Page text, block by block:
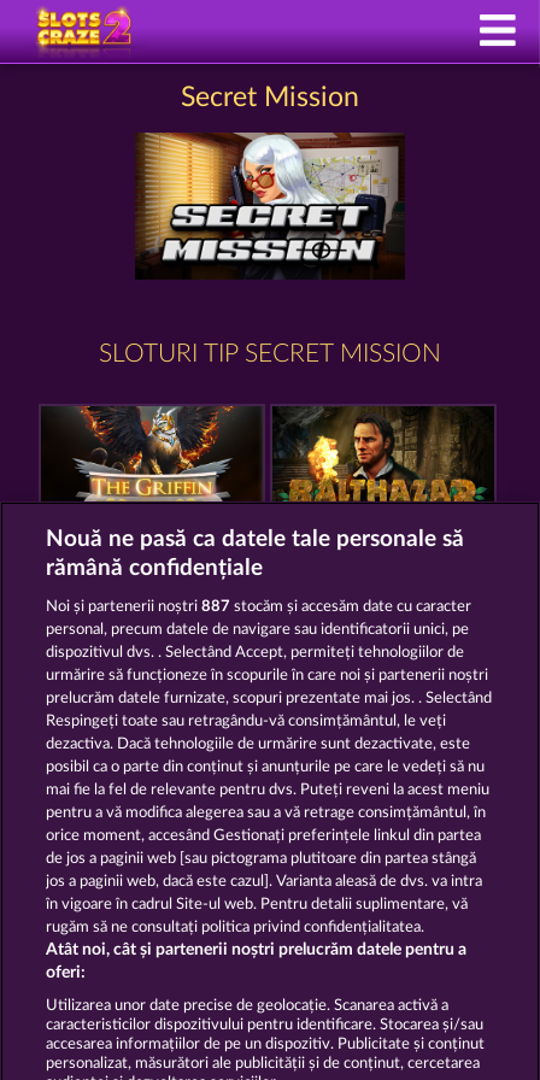
Secret Mission
SLOTURI TIP SECRET MISSION
THE GRIFFIN BALTHAZAR
OLD FISHERMAN DEAD LEGION
Termeni și condiții
Declarație de confidențialitate
Asistență tehnică Firmă
Trimite Cererea de Retragere
Nouă ne pasă ca datele tale personale să
rămână confidențiale
Noi și partenerii noștri887 stocăm și accesăm date cu caracter
personal, precum datele de navigare sau identificatorii unici, pe
dispozitivul dvs. . Selectând Accept, permiteți tehnologiilor de
urmărire să funcționeze în scopurile în care noi și partenerii noștri
prelucrăm datele furnizate, scopuri prezentate mai jos. . Selectând
Respingeți toate sau retragându-vă consimțământul, le veți
dezactiva. Dacă tehnologiile de urmărire sunt dezactivate, este
posibil ca o parte din conținut și anunțurile pe care le vedeți să nu
mai fie la fel de relevante pentru dvs. Puteți reveni la acest meniu
pentru a vă modifica alegerea sau a vă retrage consimțământul, în
orice moment, accesând Gestionați preferințele linkul din partea
de jos a paginii web [sau pictograma plutitoare din partea stângă
jos a paginii web, dacă este cazul]. Varianta aleasă de dvs. va intra
în vigoare în cadrul Site-ul web. Pentru detalii suplimentare, vă
rugăm să ne consultați politica privind confidențialitatea.
Atât noi, cât și partenerii noștri prelucrăm datele pentru a
oferi:
Utilizarea unor date precise de geolocație. Scanarea activă a
caracteristicilor dispozitivului pentru identificare. Stocarea și/sau
accesarea informațiilor de pe un dispozitiv. Publicitate și conținut
personalizat, măsurători ale publicității și de conținut, cercetarea